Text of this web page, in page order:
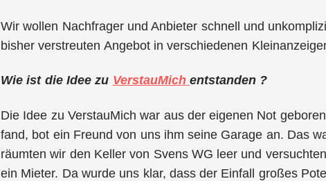
Wir wollen Nachfrager und Anbieter schnell und
bisher verstreuten Angebot in verschiedenen
Wie ist die Idee zu VerstauMich entstanden ?
Die Idee zu VerstauMich war aus der eigenen Not
fand, bot ein Freund von uns ihm seine Garage an. Das
räumten wir den Keller von Svens WG leer und
ein Mieter. Da wurde uns klar, dass der Einfall großes